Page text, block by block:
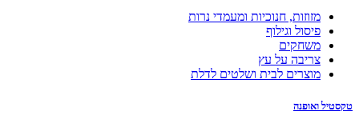
מזוזות, חנוכיות ומעמדי נרות
פיסול וגילוף
משחקים
צריבה על עץ
מוצרים לבית ושלטים לדלת
טקסטיל ואופנה